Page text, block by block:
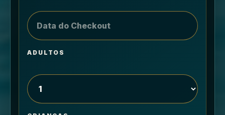
ADULTOS